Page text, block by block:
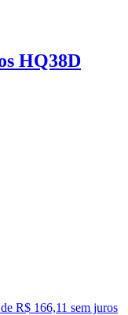
HQ38D
R$ 166,11 sem juros